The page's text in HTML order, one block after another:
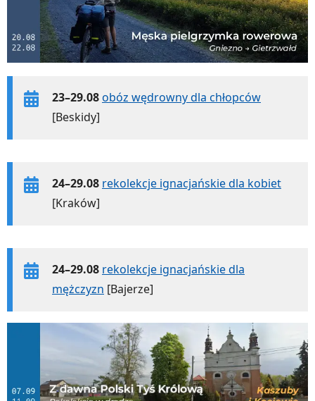
23–29.08obóz wędrowny dla chłopców
[Beskidy]
24–29.08 rekolekcje ignacjańskie dla kobiet
[Kraków]
24–29.08 rekolekcje ignacjańskie dla
mężczyzn [Bajerze]